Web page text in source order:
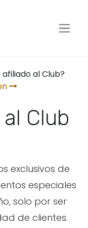
al Club?
Club
exclusivos de
especiales
solo por ser
de clientes.